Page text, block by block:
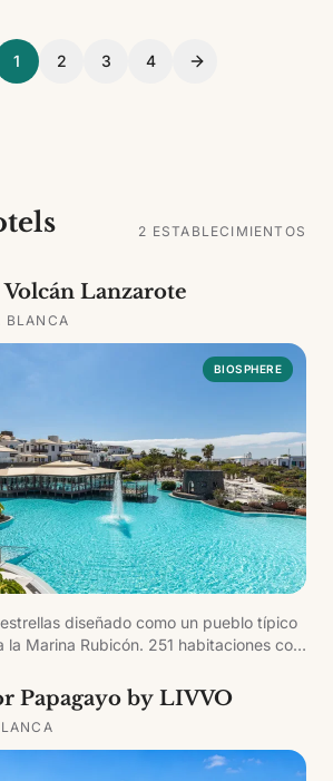
1 2 3 4
2 ESTABLECIMIENTOS
Lanzarote
BLANCA
BIOSPHERE
diseñado como un pueblo típico
la Marina Rubicón. 251 habitaciones con
24h, squash y amplia oferta
buffet, à la carte y bares.
Papagayo by LIVVO